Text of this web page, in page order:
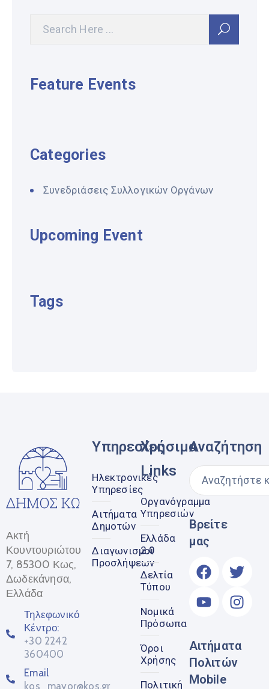
Feature Events
Categories
Συνεδριάσεις Συλλογικών Οργάνων
Upcoming Event
Tags
Ακτή
Κουντουριώτου
7, 85300 Κως,
Δωδεκάνησα,
Ελλάδα
Τηλεφωνικό
Κέντρο:
+30 2242
360400
Email
kos_mayor@kos.gr
Υπηρεσίες
Ηλεκτρονικές
Υπηρεσίες
Αιτήματα
Δημοτών
Διαγωνισμοί
Προσλήψεων
Χρήσιμα
Links
Οργανόγραμμα
Υπηρεσιών
Ελλάδα
2.0
Δελτία
Τύπου
Νομικά
Πρόσωπα
Όροι
Χρήσης
Πολιτική
Αναζήτηση
Βρείτε
μας
Αιτήματα
Πολιτών
Mobile